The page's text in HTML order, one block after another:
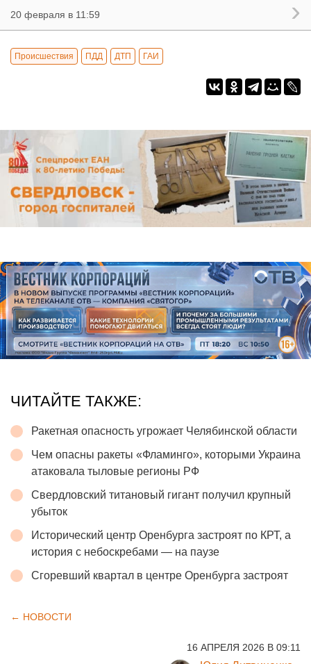
20 февраля в 11:59
Происшествия ПДД ДТП ГАИ
ЧИТАЙТЕ ТАКЖЕ:
Ракетная опасность угрожает Челябинской области
Чем опасны ракеты «Фламинго», которыми Украина
атаковала тыловые регионы РФ
Свердловский титановый гигант получил крупный
убыток
Исторический центр Оренбурга застроят по КРТ, а
история с небоскребами — на паузе
Сгоревший квартал в центре Оренбурга застроят
← НОВОСТИ
16 АПРЕЛЯ 2026 В 09:11